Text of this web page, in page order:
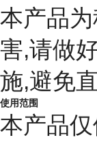
本产品
害,请做
施,避免
使用范围
本产品